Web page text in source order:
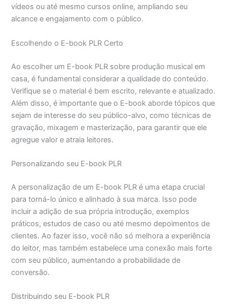
vídeos ou até mesmo cursos online, ampliando seu
alcance e engajamento com o público.
Escolhendo o E-book PLR Certo
Ao escolher um E-book PLR sobre produção musical em
casa, é fundamental considerar a qualidade do conteúdo.
Verifique se o material é bem escrito, relevante e atualizado.
Além disso, é importante que o E-book aborde tópicos que
sejam de interesse do seu público-alvo, como técnicas de
gravação, mixagem e masterização, para garantir que ele
agregue valor e atraia leitores.
Personalizando seu E-book PLR
A personalização de um E-book PLR é uma etapa crucial
para torná-lo único e alinhado à sua marca. Isso pode
incluir a adição de sua própria introdução, exemplos
práticos, estudos de caso ou até mesmo depoimentos de
clientes. Ao fazer isso, você não só melhora a experiência
do leitor, mas também estabelece uma conexão mais forte
com seu público, aumentando a probabilidade de
conversão.
Distribuindo seu E-book PLR